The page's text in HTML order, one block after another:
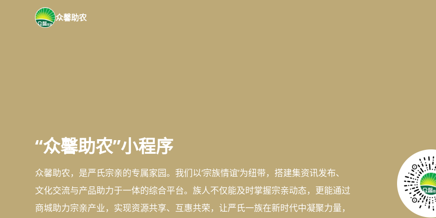
众馨助农
“众馨助农”小程序
众馨助农，是严氏宗亲的专属家园。我们以‘宗族情谊’为纽带，搭建集资讯发布、
文化交流与产品助力于一体的综合平台。族人不仅能及时掌握宗亲动态，更能通过
商城助力宗亲产业，实现资源共享、互惠共荣，让严氏一族在新时代中凝聚力量，